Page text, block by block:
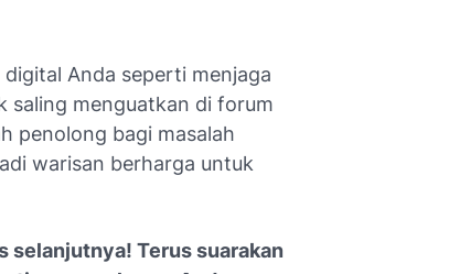
Anda seperti menjaga
saling menguatkan di forum
penolong bagi masalah
warisan berharga untuk
selanjutnya! Terus suarakan